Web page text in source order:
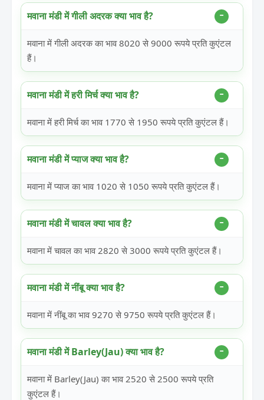
मवाना मंडी में गीली अदरक क्या भाव है?
मवाना में गीली अदरक का भाव 8020 से 9000 रूपये प्रति कुएंटल
हैं।
मवाना मंडी में हरी मिर्च क्या भाव है?
मवाना में हरी मिर्च का भाव 1770 से 1950 रूपये प्रति कुएंटल हैं।
मवाना मंडी में प्याज क्या भाव है?
मवाना में प्याज का भाव 1020 से 1050 रूपये प्रति कुएंटल हैं।
मवाना मंडी में चावल क्या भाव है?
मवाना में चावल का भाव 2820 से 3000 रूपये प्रति कुएंटल हैं।
मवाना मंडी में नींबू क्या भाव है?
मवाना में नींबू का भाव 9270 से 9750 रूपये प्रति कुएंटल हैं।
मवाना मंडी में Barley(Jau) क्या भाव है?
मवाना में Barley(Jau) का भाव 2520 से 2500 रूपये प्रति
कुएंटल हैं।